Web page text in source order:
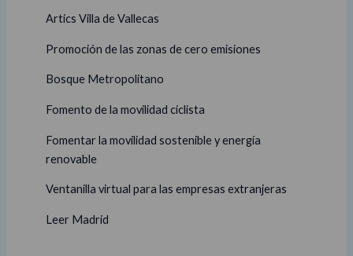
Artics Villa de Vallecas
Promoción de las zonas de cero emisiones
Bosque Metropolitano
Fomento de la movilidad ciclista
Fomentar la movilidad sostenible y energía
renovable
Ventanilla virtual para las empresas extranjeras
Leer Madrid